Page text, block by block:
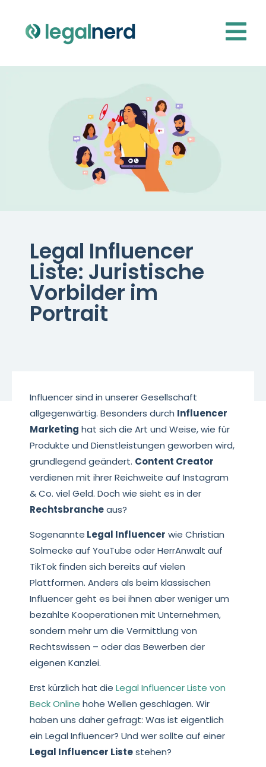
Legal Influencer
Liste: Juristische
Vorbilder im
Portrait
Influencer sind in unserer Gesellschaft
allgegenwärtig. Besonders durch Influencer
Marketing hat sich die Art und Weise, wie für
Produkte und Dienstleistungen geworben wird,
grundlegend geändert. Content Creator
verdienen mit ihrer Reichweite auf Instagram
& Co. viel Geld. Doch wie sieht es in der
Rechtsbrancheaus?
Sogenannte Legal Influencer wie Christian
Solmecke auf YouTube oder HerrAnwalt auf
TikTok finden sich bereits auf vielen
Plattformen. Anders als beim klassischen
Influencer geht es bei ihnen aber weniger um
bezahlte Kooperationen mit Unternehmen,
sondern mehr um die Vermittlung von
Rechtswissen – oder das Bewerben der
eigenen Kanzlei.
Erst kürzlich hat die Legal Influencer Liste von
Beck Online hohe Wellen geschlagen. Wir
haben uns daher gefragt: Was ist eigentlich
ein Legal Influencer? Und wer sollte auf einer
Legal Influencer Listestehen?